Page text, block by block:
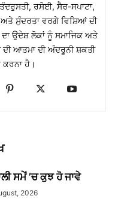
ਰਸੋਈ, ਸੈਰ-ਸਪਾਟਾ,
ਸੁੰਦਰਤਾ ਵਰਗੇ ਵਿਸ਼ਿਆਂ ਦੀ
ਉਦੇਸ਼ ਲੋਕਾਂ ਨੂੰ ਸਮਾਜਿਕ ਅਤੇ
ਆਤਮਾ ਦੀ ਅੰਦਰੂਨੀ ਸ਼ਕਤੀ
ਹੈ।
ਸਮੇਂ ’ਚ ਕੁਝ ਹੋ ਜਾਵੇ
2026